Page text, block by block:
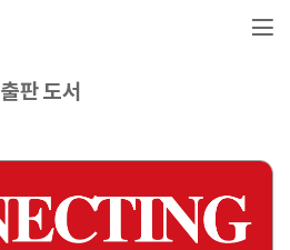
출판 도서